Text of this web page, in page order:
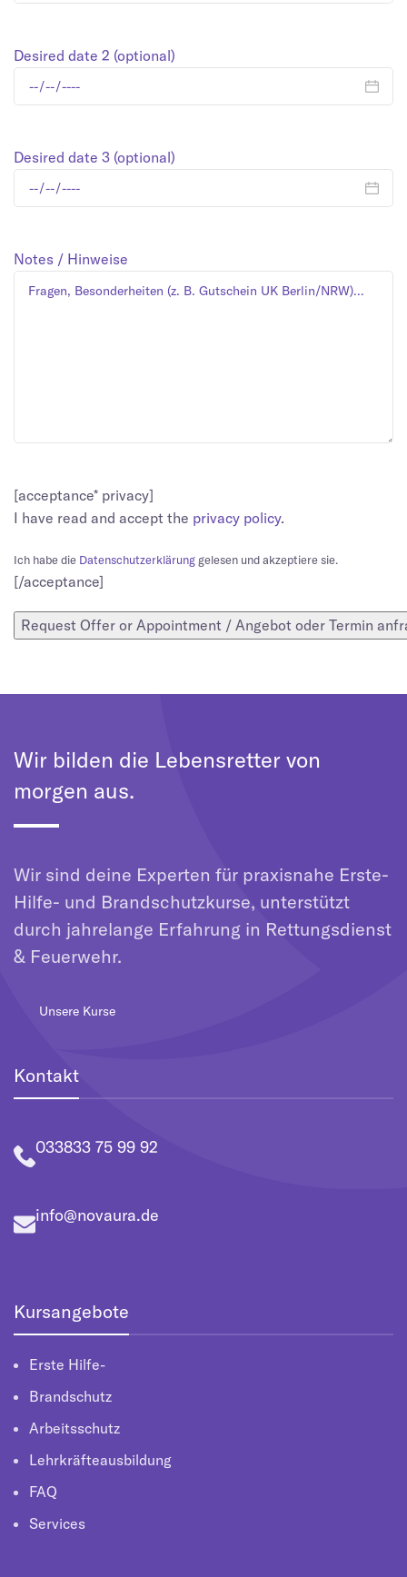
Desired date 2 (optional)
Desired date 3 (optional)
Notes / Hinweise
[acceptance* privacy]
I have read and accept the privacy policy.
Ich habe die Datenschutzerklärunggelesen und akzeptiere sie.
[/acceptance]
Wir bilden die Lebensretter von
morgen aus.
Wir sind deine Experten für praxisnahe Erste-
Hilfe- und Brandschutzkurse, unterstützt
durch jahrelange Erfahrung in Rettungsdienst
& Feuerwehr.
Unsere Kurse
Kontakt
033833 75 99 92
info@novaura.de
Kursangebote
Erste Hilfe-
Brandschutz
Arbeitsschutz
Lehrkräfteausbildung
FAQ
Services